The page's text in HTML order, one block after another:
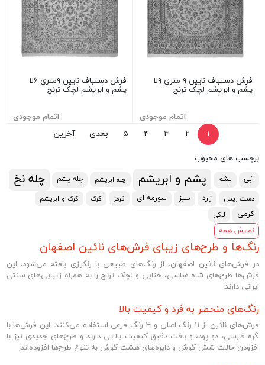
فرش دستباف نایین ۹ متری ۹لا
پشم و ابریشم لچک ترنج
اتمام موجودی
فرش دستباف نایین ۹متری ۶لا
پشم و ابریشم لچک ترنج
اتمام موجودی
۱ ۲ ۳ ۴ ۵ بعدی آخرین
برچسب های محبوب
آبی پشم پشم و ابریشم چله ابریشم چله پشم چله نخ
دست ریس زرد سبز سورمه ای قرمز کرک کرک و ابریشم
کرمی لاکی
نمایش همه
رنگ‌ها و طرح‌های زیبای فرش‌های نائین اصفهان
در فرش‌های نائین اصفهان، از رنگ‌های طبیعی با رنگرزی بافته می‌شود. این
فرش‌ها طرح‌های شاه عباسی، ختایی و لچک ترنج را به همراه زیبایی‌های سنتی
ایرانی دارند.
رنگ‌های منحصر به فرد و کیفیت بالا
فرش‌های نائین از ۱۱ رنگ اصلی و ۴ رنگ فرعی استفاده می‌کنند. این فرش‌ها با
گره فارسی، دو پود، و بافت دقیق کیفیت بالایی دارند و طرح‌های جدیدی نیز با
افزودن حالات شش گوش و دایره‌های هشت گوش به تنوع طرح‌ها افزوده‌اند.